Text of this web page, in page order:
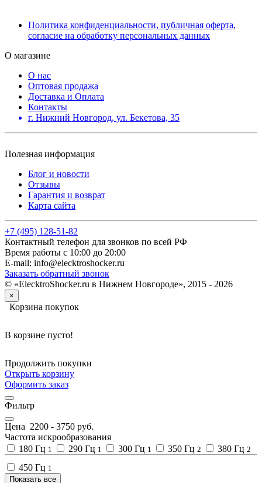
Политика конфиденциальности, публичная оферта,
согласие на обработку персональных данных
О магазине
О нас
Оптовая продажа
Доставка и Оплата
Контакты
г. Нижний Новгород, ул. Бекетова, 35
Полезная информация
Блог и новости
Отзывы
Гарантия и возврат
Карта сайта
+7 (495) 128-51-82
Контактный телефон для звонков по всей РФ
Время работы с 10:00 до 20:00
E-mail: info@elecktroshocker.ru
Заказать обратный звонок
© «ElecktroShocker.ru в Нижнем Новгороде», 2015 - 2026
×
Корзина покупок
В корзине пусто!
Продолжить покупки
Открыть корзину
Оформить заказ
Фильтр
Цена 2200 - 3750 руб.
Частота искрообразования
180 Гц 1 290 Гц 1 300 Гц 1 350 Гц 2 380 Гц 2
450 Гц 1
Показать все